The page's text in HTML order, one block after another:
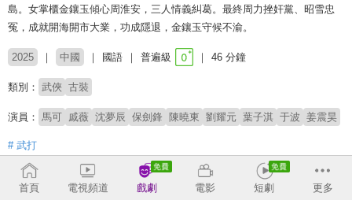
島。女掌櫃金鑲玉傾心周淮安，三人情義糾葛。最終周力挫奸黨、昭雪忠
冤，成就開海開市大業，功成隱退，金鑲玉守候不渝。
2025 中國 國語 普遍級 46 分鐘
類別： 武俠 古裝
演員： 馬可 戚薇 沈夢辰 保劍鋒 陳曉東 劉耀元 葉子淇 于波 姜震昊
# 武打
首頁 電視頻道 戲劇 電影 短劇 更多